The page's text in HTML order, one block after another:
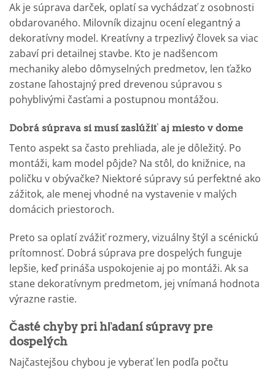
Ak je súprava darček, oplatí sa vychádzať z osobnosti
obdarovaného. Milovník dizajnu ocení elegantný a
dekoratívny model. Kreatívny a trpezlivý človek sa viac
zabaví pri detailnej stavbe. Kto je nadšencom
mechaniky alebo dômyselných predmetov, len ťažko
zostane ľahostajný pred drevenou súpravou s
pohyblivými časťami a postupnou montážou.
Dobrá súprava si musí zaslúžiť aj miesto v dome
Tento aspekt sa často prehliada, ale je dôležitý. Po
montáži, kam model pôjde? Na stôl, do knižnice, na
poličku v obývačke? Niektoré súpravy sú perfektné ako
zážitok, ale menej vhodné na vystavenie v malých
domácich priestoroch.
Preto sa oplatí zvážiť rozmery, vizuálny štýl a scénickú
prítomnosť. Dobrá súprava pre dospelých funguje
lepšie, keď prináša uspokojenie aj po montáži. Ak sa
stane dekoratívnym predmetom, jej vnímaná hodnota
výrazne rastie.
Časté chyby pri hľadaní súpravy pre
dospelých
Najčastejšou chybou je vyberať len podľa počtu